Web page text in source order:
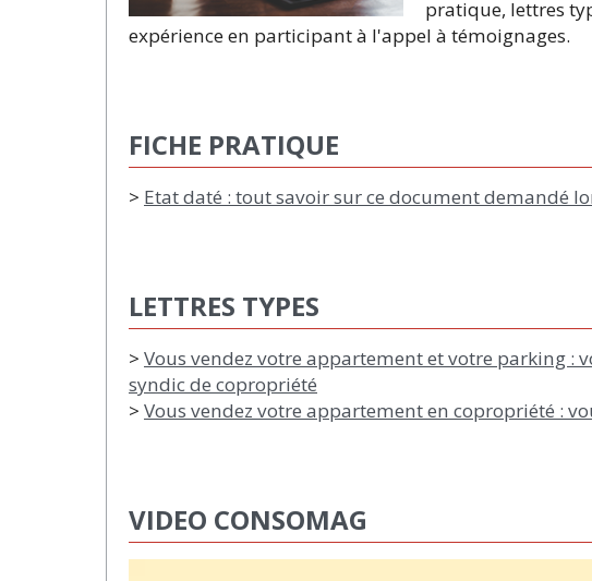
pratique, lettres
expérience en participant à l'appel à témoignages.
FICHE PRATIQUE
> Etat daté : tout savoir sur ce document demandé
LETTRES TYPES
> Vous vendez votre appartement et votre parking :
syndic de copropriété
> Vous vendez votre appartement en copropriété :
VIDEO CONSOMAG